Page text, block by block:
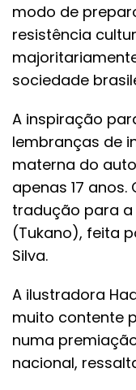
modo de
resistência
sociedade
A inspiração
lembranças de
materna do
apenas 17
tradução para a
(Tukano), feita
Silva.
A ilustradora
muito contente
numa
nacional,